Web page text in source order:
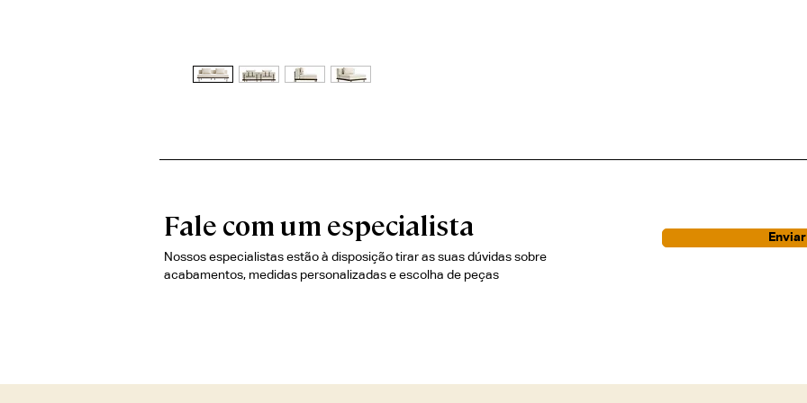
Fale com um especialista
Nossos especialistas estão à disposição tirar as suas dúvidas sobre
acabamentos, medidas personalizadas e escolha de peças